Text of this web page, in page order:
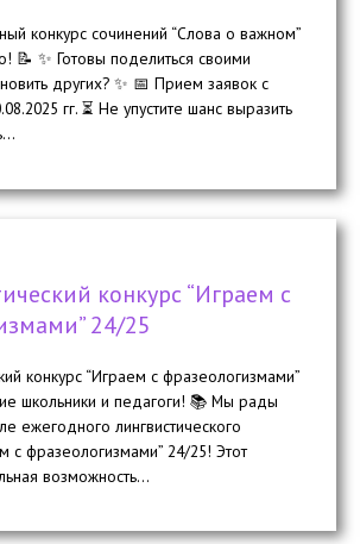
конкурс сочинений “Слова о важном”
📝 ✨ Готовы поделиться своими
других? ✨ 📅 Прием заявок с
гг. ⏳ Не упустите шанс выразить
конкурс “Играем с
24/25
конкурс “Играем с фразеологизмами”
школьники и педагоги! 📚 Мы рады
ежегодного лингвистического
с фразеологизмами” 24/25! Этот
возможность...